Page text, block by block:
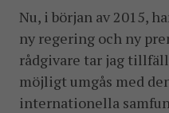
Nu, i början av 2015,
ny regering och ny
rådgivare tar jag
möjligt umgås med
internationella